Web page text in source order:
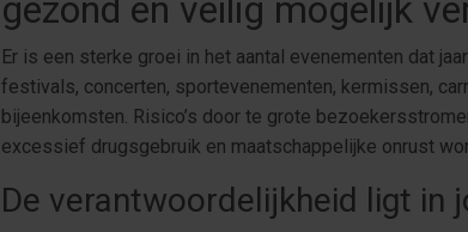
gezond en veilig mogelijk
Er is een sterke groei in het aantal evenementen dat
festivals, concerten, sportevenementen, kermissen,
bijeenkomsten. Risico’s door te grote
excessief drugsgebruik en maatschappelijke onrust
De verantwoordelijkheid ligt in